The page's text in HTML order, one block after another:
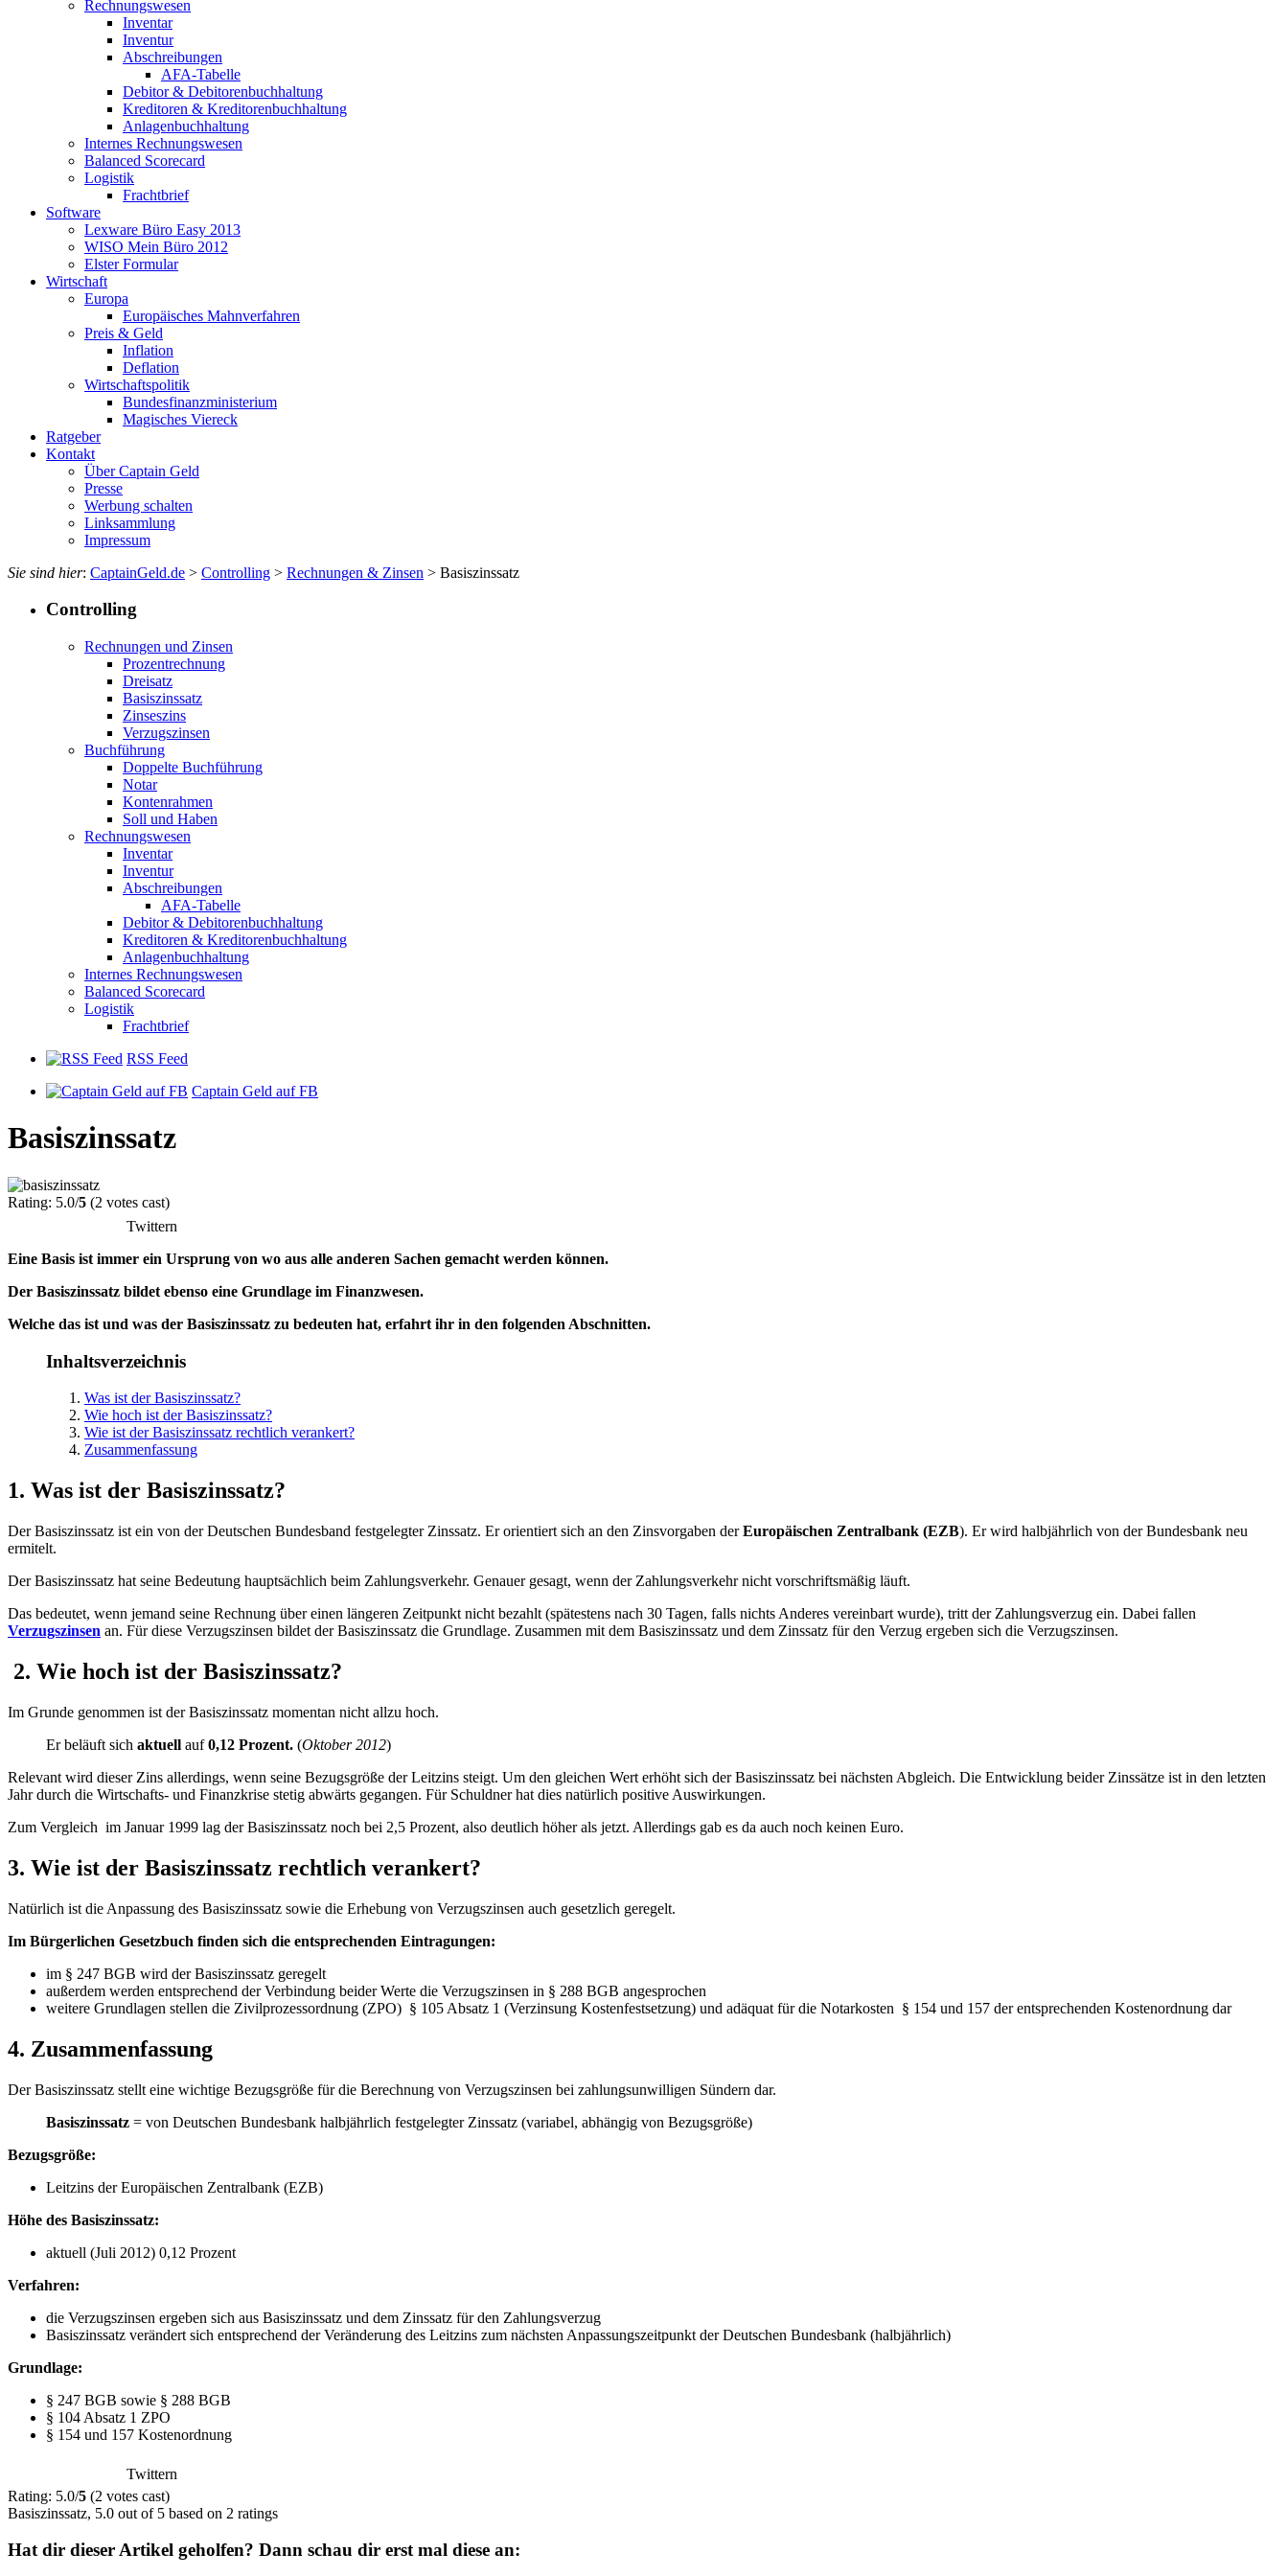
Rechnungswesen
Inventar
Inventur
Abschreibungen
AFA-Tabelle
Debitor & Debitorenbuchhaltung
Kreditoren & Kreditorenbuchhaltung
Anlagenbuchhaltung
Internes Rechnungswesen
Balanced Scorecard
Logistik
Frachtbrief
Software
Lexware Büro Easy 2013
WISO Mein Büro 2012
Elster Formular
Wirtschaft
Europa
Europäisches Mahnverfahren
Preis & Geld
Inflation
Deflation
Wirtschaftspolitik
Bundesfinanzministerium
Magisches Viereck
Ratgeber
Kontakt
Über Captain Geld
Presse
Werbung schalten
Linksammlung
Impressum
Sie sind hier: CaptainGeld.de > Controlling > Rechnungen & Zinsen > Basiszinssatz
Controlling
Rechnungen und Zinsen
Prozentrechnung
Dreisatz
Basiszinssatz
Zinseszins
Verzugszinsen
Buchführung
Doppelte Buchführung
Notar
Kontenrahmen
Soll und Haben
Rechnungswesen
Inventar
Inventur
Abschreibungen
AFA-Tabelle
Debitor & Debitorenbuchhaltung
Kreditoren & Kreditorenbuchhaltung
Anlagenbuchhaltung
Internes Rechnungswesen
Balanced Scorecard
Logistik
Frachtbrief
RSS Feed
Captain Geld auf FB
Basiszinssatz
Rating: 5.0/5 (2 votes cast)
Twittern
Eine Basis ist immer ein Ursprung von wo aus alle anderen Sachen gemacht werden können.
Der Basiszinssatz bildet ebenso eine Grundlage im Finanzwesen.
Welche das ist und was der Basiszinssatz zu bedeuten hat, erfahrt ihr in den folgenden Abschnitten.
Inhaltsverzeichnis
Was ist der Basiszinssatz?
Wie hoch ist der Basiszinssatz?
Wie ist der Basiszinssatz rechtlich verankert?
Zusammenfassung
1. Was ist der Basiszinssatz?
Der Basiszinssatz ist ein von der Deutschen Bundesband festgelegter Zinssatz. Er orientiert sich an den Zinsvorgaben derEuropäischen Zentralbank (EZB). Er wird halbjährlich von der Bundesbank neu
ermitelt.
Der Basiszinssatz hat seine Bedeutung hauptsächlich beim Zahlungsverkehr. Genauer gesagt, wenn der Zahlungsverkehr nicht vorschriftsmäßig läuft.
Das bedeutet, wenn jemand seine Rechnung über einen längeren Zeitpunkt nicht bezahlt (spätestens nach 30 Tagen, falls nichts Anderes vereinbart wurde), tritt der Zahlungsverzug ein. Dabei fallen
Verzugszinsen an. Für diese Verzugszinsen bildet der Basiszinssatz die Grundlage. Zusammen mit dem Basiszinssatz und dem Zinssatz für den Verzug ergeben sich die Verzugszinsen.
2. Wie hoch ist der Basiszinssatz?
Im Grunde genommen ist der Basiszinssatz momentan nicht allzu hoch.
Er beläuft sich aktuell auf0,12 Prozent. (Oktober 2012)
Relevant wird dieser Zins allerdings, wenn seine Bezugsgröße der Leitzins steigt. Um den gleichen Wert erhöht sich der Basiszinssatz bei nächsten Abgleich. Die Entwicklung beider Zinssätze ist in den letzten
Jahr durch die Wirtschafts- und Finanzkrise stetig abwärts gegangen. Für Schuldner hat dies natürlich positive Auswirkungen.
Zum Vergleich im Januar 1999 lag der Basiszinssatz noch bei 2,5 Prozent, also deutlich höher als jetzt. Allerdings gab es da auch noch keinen Euro.
3. Wie ist der Basiszinssatz rechtlich verankert?
Natürlich ist die Anpassung des Basiszinssatz sowie die Erhebung von Verzugszinsen auch gesetzlich geregelt.
Im Bürgerlichen Gesetzbuch finden sich die entsprechenden Eintragungen:
im § 247 BGB wird der Basiszinssatz geregelt
außerdem werden entsprechend der Verbindung beider Werte die Verzugszinsen in § 288 BGB angesprochen
weitere Grundlagen stellen die Zivilprozessordnung (ZPO) § 105 Absatz 1 (Verzinsung Kostenfestsetzung) und adäquat für die Notarkosten § 154 und 157 der entsprechenden Kostenordnung dar
4. Zusammenfassung
Der Basiszinssatz stellt eine wichtige Bezugsgröße für die Berechnung von Verzugszinsen bei zahlungsunwilligen Sündern dar.
Basiszinssatz = von Deutschen Bundesbank halbjährlich festgelegter Zinssatz (variabel, abhängig von Bezugsgröße)
Bezugsgröße:
Leitzins der Europäischen Zentralbank (EZB)
Höhe des Basiszinssatz:
aktuell (Juli 2012) 0,12 Prozent
Verfahren:
die Verzugszinsen ergeben sich aus Basiszinssatz und dem Zinssatz für den Zahlungsverzug
Basiszinssatz verändert sich entsprechend der Veränderung des Leitzins zum nächsten Anpassungszeitpunkt der Deutschen Bundesbank (halbjährlich)
Grundlage:
§ 247 BGB sowie § 288 BGB
§ 104 Absatz 1 ZPO
§ 154 und 157 Kostenordnung
Twittern
Rating: 5.0/5 (2 votes cast)
Basiszinssatz, 5.0 out of 5 based on 2 ratings
Hat dir dieser Artikel geholfen? Dann schau dir erst mal diese an: